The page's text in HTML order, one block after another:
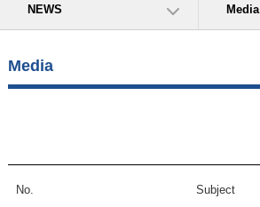
NEWS Media
Media
No. Subject